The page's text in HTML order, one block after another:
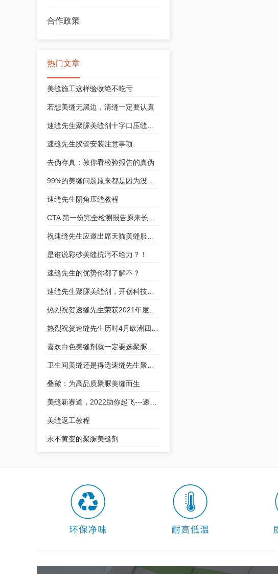
合作政策
热门文章
美缝施工这样验收绝不吃亏
若想美缝无黑边，清缝一定要认真
速缝先生胶管安装注意事项
去伪存真：教你看检验报告的真伪
速缝先生阴角压缝教程
是谁说彩砂美缝抗污不给力？！
速缝先生的优势你都了解不？
叠黛：为高品质聚脲美缝而生
美缝返工教程
永不黄变的聚脲美缝剂